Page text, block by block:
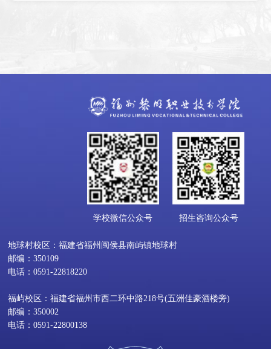
学校微信公众号 招生咨询公众号
地球村校区：福建省福州闽侯县南屿镇地球村
邮编：350109
电话：0591-22818220
福屿校区：福建省福州市西二环中路218号(五洲佳豪酒楼旁)
邮编：350002
电话：0591-22800138